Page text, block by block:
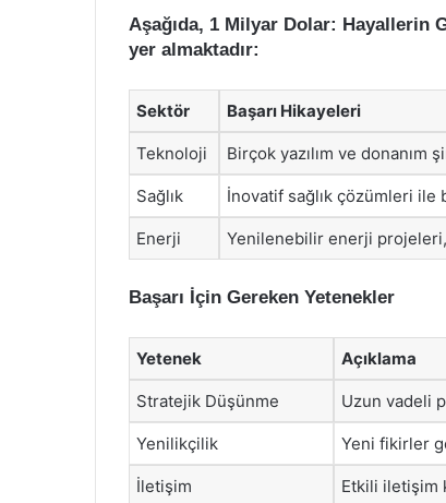
Aşağıda, 1 Milyar Dolar:
yer almaktadır:
Sektör Başarı Hikayeleri
Teknoloji Birçok yazılım ve donanım
Sağlık İnovatif sağlık çözümleri ile
Enerji Yenilenebilir enerji projeleri,
Başarı İçin Gereken Yetenekler
Yetenek Açıklama
Stratejik Düşünme Uzun vadeli
Yenilikçilik Yeni fikirler
İletişim Etkili iletişim